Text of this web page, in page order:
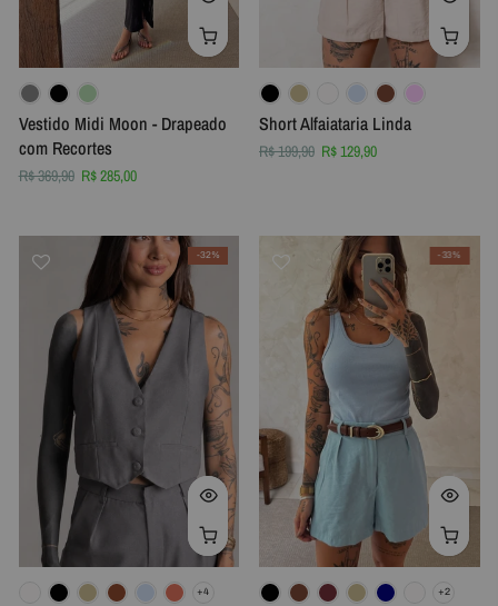
Vestido Midi Moon - Drapeado
com Recortes
R$ 369,90 R$ 285,00
Short Alfaiataria Linda
R$ 199,90 R$ 129,90
-32% -33%